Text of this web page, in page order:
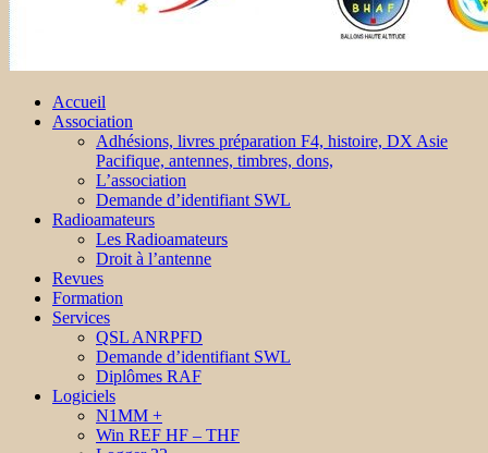
Accueil
Association
Adhésions, livres préparation F4, histoire, DX Asie
Pacifique, antennes, timbres, dons,
L’association
Demande d’identifiant SWL
Radioamateurs
Les Radioamateurs
Droit à l’antenne
Revues
Formation
Services
QSL ANRPFD
Demande d’identifiant SWL
Diplômes RAF
Logiciels
N1MM +
Win REF HF – THF